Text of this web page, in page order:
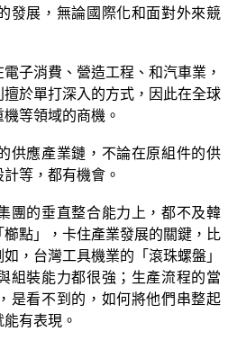
發展，無論國際化和面對外來競
子消費、營造工程、和汽車業，
於單打深入的方式，因此在全球
等領域的商機。
供應產業鏈，不論在原組件的供
等，都有機會。
團的垂直整合能力上，都不及韓
點」，卡住產業發展的關鍵，比
，台灣工具機業的「滾珠螺盤」
組裝能力都很強；生產流程的當
是看不到的，如何將他們串整起
有表現。